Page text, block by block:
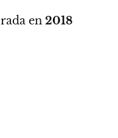
en 2018